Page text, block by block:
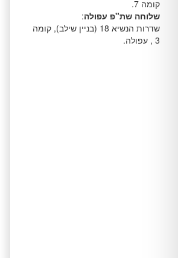
קומה 7.
שלוחה שת"פ עפולה:
שדרות הנשיא 18 (בניין שילב), קומה
3 , עפולה.